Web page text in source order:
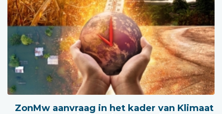
ZonMw aanvraag in het kader van Klimaat